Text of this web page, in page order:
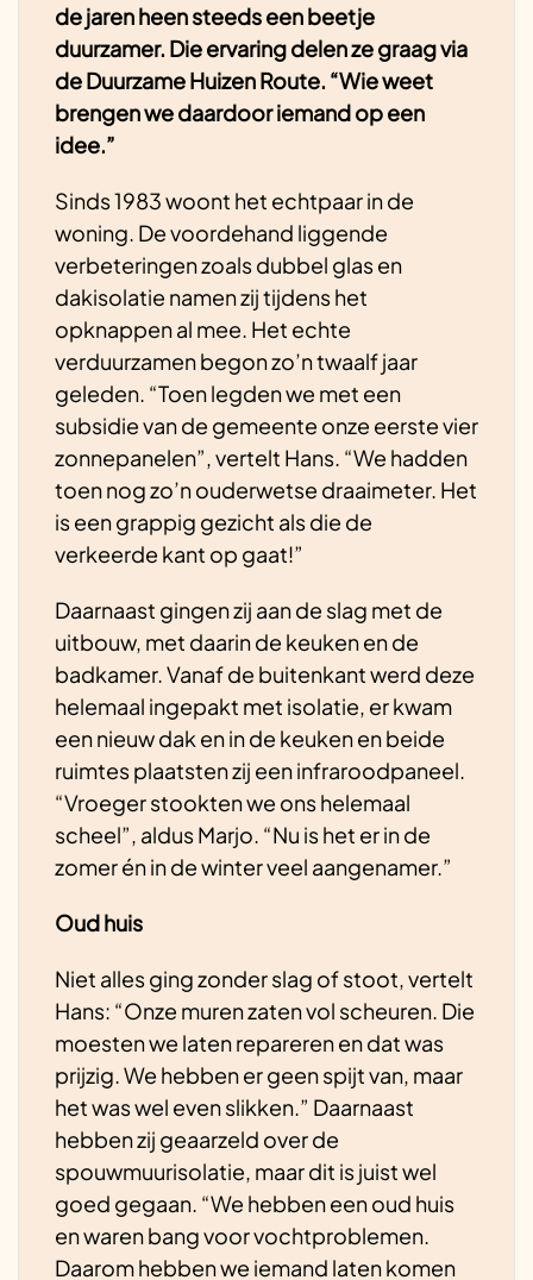
de jaren heen steeds een beetje
duurzamer. Die ervaring delen ze graag via
de Duurzame Huizen Route. “Wie weet
brengen we daardoor iemand op een
idee.”
Sinds 1983 woont het echtpaar in de
woning. De voordehand liggende
verbeteringen zoals dubbel glas en
dakisolatie namen zij tijdens het
opknappen al mee. Het echte
verduurzamen begon zo’n twaalf jaar
geleden. “Toen legden we met een
subsidie van de gemeente onze eerste vier
zonnepanelen”, vertelt Hans. “We hadden
toen nog zo’n ouderwetse draaimeter. Het
is een grappig gezicht als die de
verkeerde kant op gaat!”
Daarnaast gingen zij aan de slag met de
uitbouw, met daarin de keuken en de
badkamer. Vanaf de buitenkant werd deze
helemaal ingepakt met isolatie, er kwam
een nieuw dak en in de keuken en beide
ruimtes plaatsten zij een infraroodpaneel.
“Vroeger stookten we ons helemaal
scheel”, aldus Marjo. “Nu is het er in de
zomer én in de winter veel aangenamer.”
Oud huis
Niet alles ging zonder slag of stoot, vertelt
Hans: “Onze muren zaten vol scheuren. Die
moesten we laten repareren en dat was
prijzig. We hebben er geen spijt van, maar
het was wel even slikken.” Daarnaast
hebben zij geaarzeld over de
spouwmuurisolatie, maar dit is juist wel
goed gegaan. “We hebben een oud huis
en waren bang voor vochtproblemen.
Daarom hebben we iemand laten komen